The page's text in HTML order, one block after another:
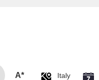
A* Italy